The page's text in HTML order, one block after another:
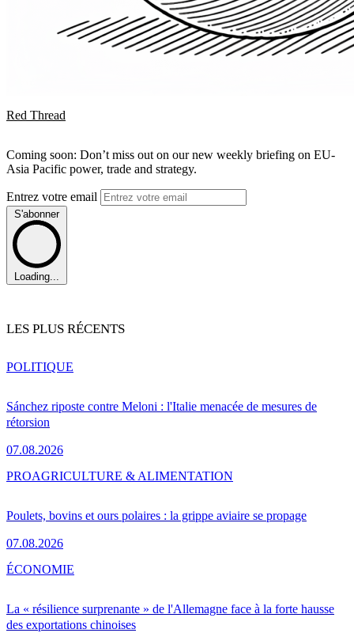
Red Thread
Coming soon: Don’t miss out on our new weekly briefing on EU-
Asia Pacific power, trade and strategy.
Entrez votre email
S'abonner
Loading...
LES PLUS RÉCENTS
Sánchez riposte contre Meloni : l'Italie menacée de mesures de
rétorsion
07.08.2026
POLITIQUE
Poulets, bovins et ours polaires : la grippe aviaire se propage
07.08.2026
PROAGRICULTURE & ALIMENTATION
La « résilience surprenante » de l'Allemagne face à la forte hausse
des exportations chinoises
ÉCONOMIE